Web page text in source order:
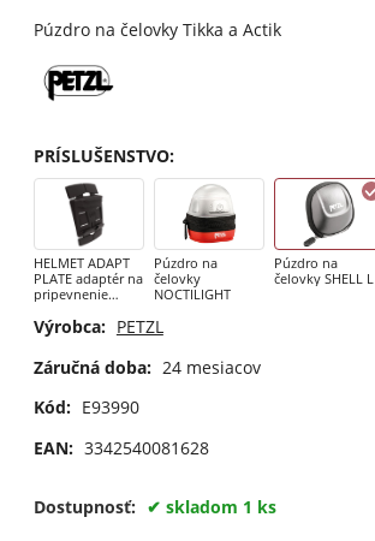
Púzdro na čelovky Tikka a Actik
PRÍSLUŠENSTVO:
HELMET ADAPT
PLATE adaptér na
pripevnenie
Púzdro na
čelovky
NOCTILIGHT
Púzdro na
čelovky SHELL L
Výrobca: PETZL
Záručná doba: 24 mesiacov
Kód: E93990
EAN: 3342540081628
Dostupnosť: skladom 1 ks